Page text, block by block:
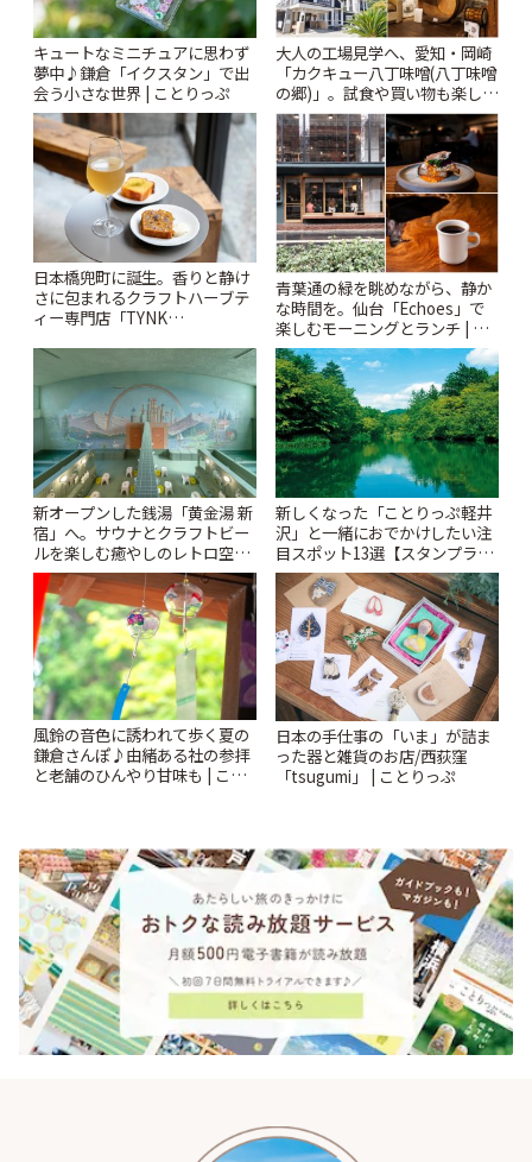
キュートなミニチュアに思わず
夢中♪鎌倉「イクスタン」で出
会う小さな世界 | ことりっぷ
大人の工場見学へ、愛知・岡崎
「カクキュー八丁味噌(八丁味噌
の郷)」。試食や買い物も楽しみ
♪ | ことりっぷ
日本橋兜町に誕生。香りと静け
さに包まれるクラフトハーブテ
ィー専門店「TYNK
青葉通の緑を眺めながら、静か
な時間を。仙台「Echoes」で
楽しむモーニングとランチ | こ
とりっぷ
新オープンした銭湯「黄金湯 新
宿」へ。サウナとクラフトビー
ルを楽しむ癒やしのレトロ空間
| ことりっぷ
新しくなった「ことりっぷ軽井
沢」と一緒におでかけしたい注
目スポット13選【スタンプラリ
ー開催中】 | ことりっぷ
風鈴の音色に誘われて歩く夏の
鎌倉さんぽ♪由緒ある社の参拝
と老舗のひんやり甘味も | こと
日本の手仕事の「いま」が詰ま
った器と雑貨のお店/西荻窪
「tsugumi」 | ことりっぷ